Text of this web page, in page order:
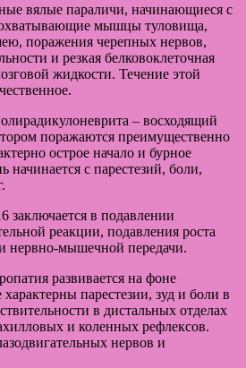
вялые параличи, начинающиеся с
мышцы туловища,
поражения черепных нервов,
и резкая белковоклеточная
жидкости. Течение этой
– восходящий
поражаются преимущественно
острое начало и бурное
начинается с парестезий, боли,
заключается в подавлении
реакции, подавления роста
нервно-мышечной передачи.
развивается на фоне
парестезии, зуд и боли в
в дистальных отделах
и коленных рефлексов.
нервов и